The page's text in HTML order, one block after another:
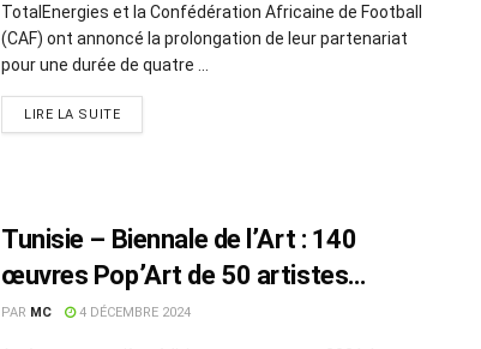
TotalEnergies et la Confédération Africaine de Football
(CAF) ont annoncé la prolongation de leur partenariat
pour une durée de quatre ...
LIRE LA SUITE
Tunisie – Biennale de l’Art : 140
œuvres Pop’Art de 50 artistes
exposées
PAR MC 4 DÉCEMBRE 2024